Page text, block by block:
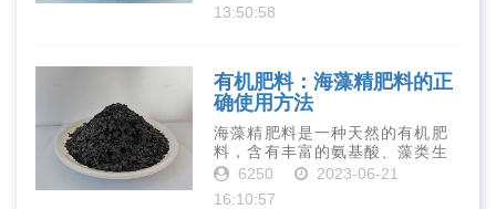
是作为一种新型的有机肥料，壳
13:50:58
有机肥料：海藻精肥料的正
确使用方法
海藻精肥料是一种天然的有机肥
料，含有丰富的氨基酸、藻类生
长素、维生素、微量元素、蛋白
6250
2023-06-21
16:10:57